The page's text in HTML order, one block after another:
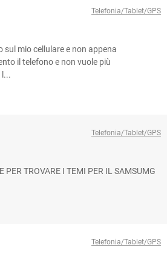
Telefonia/Tablet/GPS
sul mio cellulare e non appena
il telefono e non vuole più
Telefonia/Tablet/GPS
PER TROVARE I TEMI PER IL SAMSUMG
Telefonia/Tablet/GPS